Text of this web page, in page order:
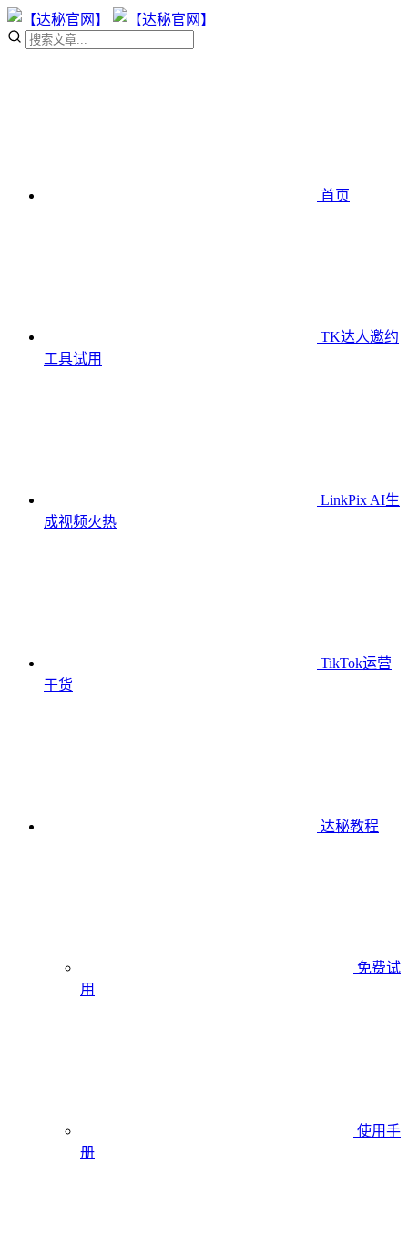
首页
TK达人邀约
工具试用
LinkPix AI生
成视频火热
TikTok运营
干货
达秘教程
免费试
用
使用手
册